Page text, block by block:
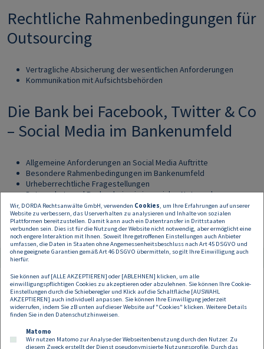
Rechtliche Rahmenbedingungen für
Outsourcing
Vertragliche Absicherung der wesentlichen Anforderungen
Kommunikation mit Aufsichtsbehörden
Die Bank bei Facebook, Twitter & Co
– Social Media im Bankenumfeld
Allgemeine Anforderungen an Social Media Auftritte
Besondere Rahmenbedingungen im Bankenumfeld
Urheberrechtliche Fragestellungen
Datenschutz und Bankgeheimnis in sozialen Netzwerken
Social Media Guidelines/Umgang im Unternehmen
Anhang
Größe
File
Outsourcing | Bankgeschäfte im Internet |
Datenschutz
Wir, DORDA Rechtsanwälte GmbH, verwenden Cookies, um Ihre Erfahrungen auf unserer
Website zu verbessern, das Userverhalten zu analysieren und Inhalte von sozialen
Plattformen bereitzustellen. Damit kann auch ein Datentransfer in Drittstaaten
verbunden sein. Dies ist für die Nutzung der Website nicht notwendig, aber ermöglicht eine
noch engere Interaktion mit Ihnen. Soweit Ihre getroffenen Einstellungen auch Anbieter
umfassen, die Daten in Staaten ohne Angemessenheitsbeschluss nach Art 45 DSGVO und
ohne geeignete Garantien gemäß Art 46 DSGVO übermitteln, so gilt Ihre Einwilligung auch
hierfür.
Sie können auf [ALLE AKZEPTIEREN] oder [ABLEHNEN] klicken, um alle
einwilligungspflichtigen Cookies zu akzeptieren oder abzulehnen. Sie können Ihre Cookie-
Einstellungen durch die Schieberegler und Klick auf die Schaltfläche [AUSWAHL
AKZEPTIEREN] auch individuell anpassen. Sie können Ihre Einwilligung jederzeit
widerrufen, indem Sie zB unten auf dieser Website auf "Cookies" klicken. Weitere Details
finden Sie in den Datenschutzhinweisen.
Matomo
Wir nutzen Matomo zur Analyse der Webseitenbenutzung durch den Nutzer. Zu
diesem Zweck erstellt der Dienst pseudonymisierte Nutzungsprofile. Durch das